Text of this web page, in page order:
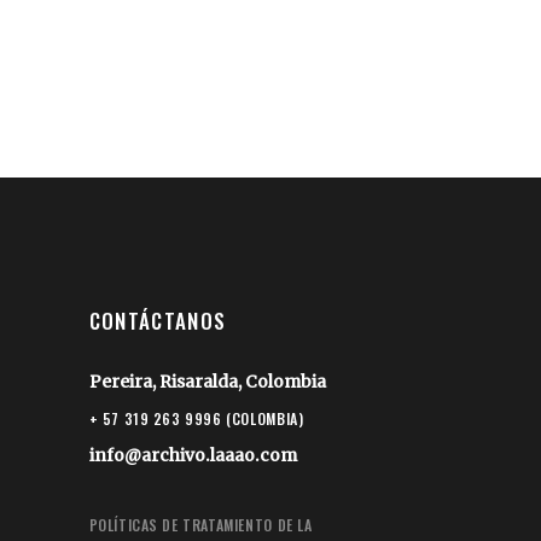
CONTÁCTANOS
Pereira, Risaralda, Colombia
+ 57 319 263 9996 (COLOMBIA)
info@archivo.laaao.com
POLÍTICAS DE TRATAMIENTO DE LA